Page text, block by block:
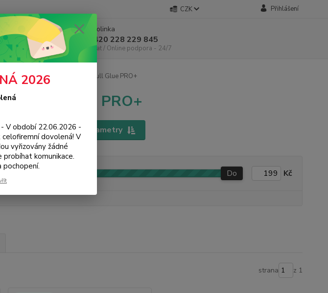
CZK Přihlášení
Hledat
Infolinka
+420 228 229 845
Chat / Online podpora - 24/7
Tvrzená skla mobily 3D Full Glue PRO+
3D Full Glue PRO+
Filtr - výrobci a parametry
Do Kč
strana z 1
2026
V období 22.06.2026 -
dovolená! V
vyřizovány žádné
probíhat komunikace.
pochopení.